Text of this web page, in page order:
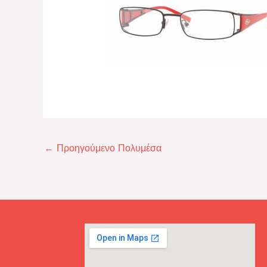
← Προηγούμενο Πολυμέσα